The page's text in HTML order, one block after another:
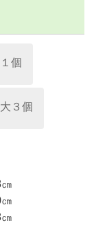
個
大３個